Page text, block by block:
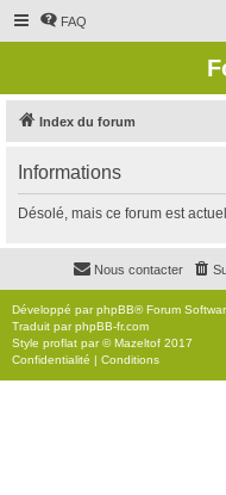
FAQ
Index du forum
Informations
Désolé, mais ce forum est
Nous contacter
Développé parphpBB® Forum
Traduit parphpBB-fr.com
Style proflat par ©Mazeltof 2017
Confidentialité | Conditions